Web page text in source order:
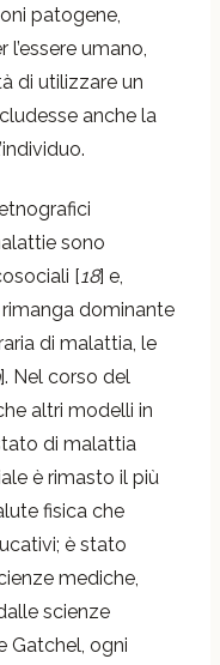
patogene,
umano,
di utilizzare un
anche la
sono
[18] e,
dominante
di malattia, le
]. Nel corso del
altri modelli in
di malattia
è rimasto il più
fisica che
è stato
mediche,
scienze
Gatchel, ogni